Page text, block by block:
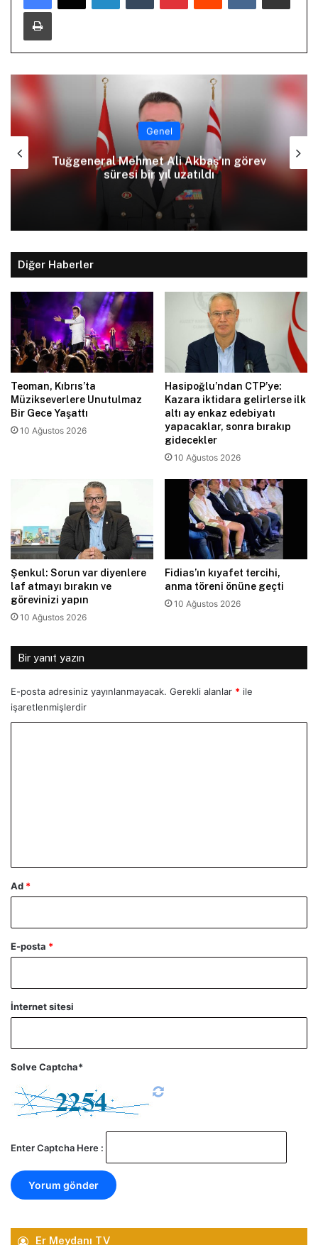
Yazdır
Genel
Tuğgeneral Mehmet Ali Akbaş’ın görev
süresi bir yıl uzatıldı
Diğer Haberler
Teoman, Kıbrıs’ta
Müzikseverlere Unutulmaz
Bir Gece Yaşattı
10 Ağustos 2026
Hasipoğlu’ndan CTP’ye:
Kazara iktidara gelirlerse ilk
altı ay enkaz edebiyatı
yapacaklar, sonra bırakıp
gidecekler
10 Ağustos 2026
Şenkul: Sorun var diyenlere
laf atmayı bırakın ve
görevinizi yapın
10 Ağustos 2026
Fidias’ın kıyafet tercihi,
anma töreni önüne geçti
10 Ağustos 2026
Bir yanıt yazın
E-posta adresiniz yayınlanmayacak. Gerekli alanlar * ile
işaretlenmişlerdir
Ad *
E-posta *
İnternet sitesi
Solve Captcha*
Enter Captcha Here :
Er Meydanı TV